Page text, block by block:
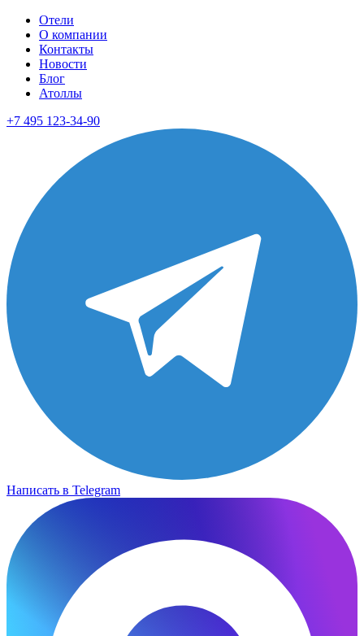
Отели
О компании
Контакты
Новости
Блог
Атоллы
+7 495 123-34-90
Написать в Telegram